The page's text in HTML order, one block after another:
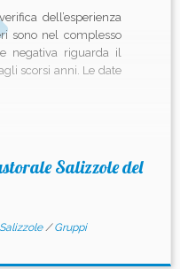
dell’esperienza
sono nel complesso
negativa riguarda il
scorsi anni. Le date
Salizzole del
/Gruppi